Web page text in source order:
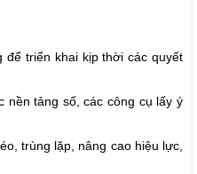
triển khai kịp thời các quyết
nền tảng số, các công cụ lấy ý
trùng lặp, nâng cao hiệu lực,